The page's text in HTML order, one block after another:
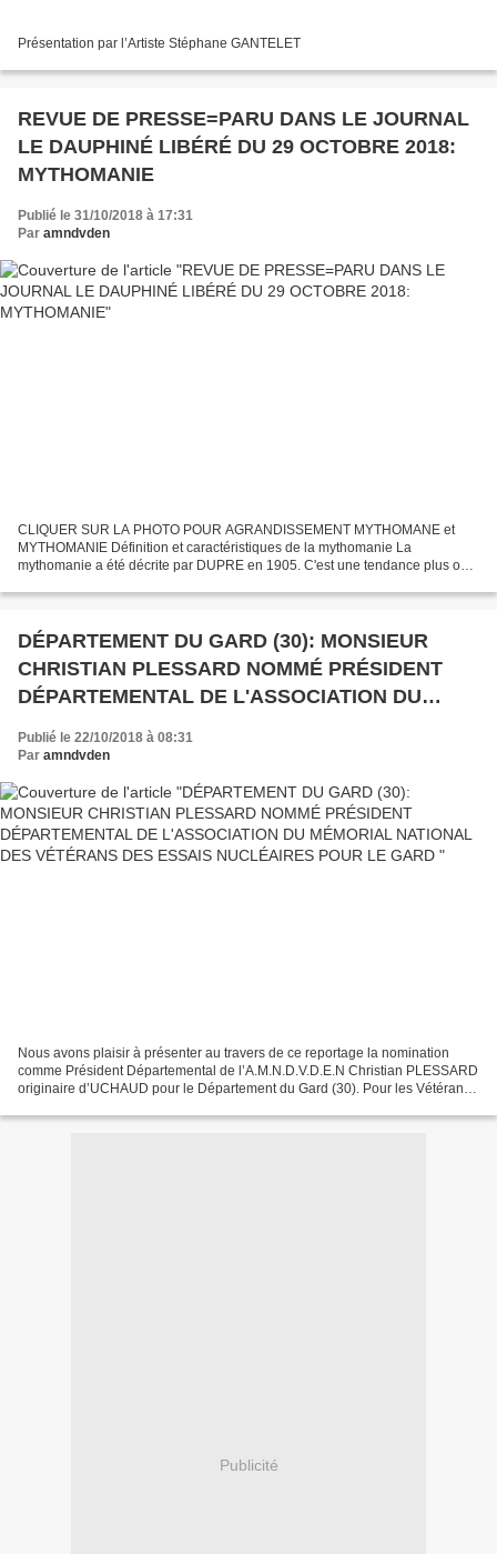
Présentation par l’Artiste Stéphane GANTELET
REVUE DE PRESSE=PARU DANS LE JOURNAL
LE DAUPHINÉ LIBÉRÉ DU 29 OCTOBRE 2018:
MYTHOMANIE
Publié le 31/10/2018 à 17:31
Par amndvden
CLIQUER SUR LA PHOTO POUR AGRANDISSEMENT MYTHOMANE et
MYTHOMANIE Définition et caractéristiques de la mythomanie La
mythomanie a été décrite par DUPRE en 1905. C'est une tendance plus ou
DÉPARTEMENT DU GARD (30): MONSIEUR
CHRISTIAN PLESSARD NOMMÉ PRÉSIDENT
DÉPARTEMENTAL DE L'ASSOCIATION DU
MÉMORIAL NATIONAL DES VÉTÉRANS DES
ESSAIS NUCLÉAIRES POUR LE GARD
Publié le 22/10/2018 à 08:31
Par amndvden
Nous avons plaisir à présenter au travers de ce reportage la nomination
comme Président Départemental de l’A.M.N.D.V.D.E.N Christian PLESSARD
originaire d’UCHAUD pour le Département du Gard (30). Pour les Vétérans
Publicité